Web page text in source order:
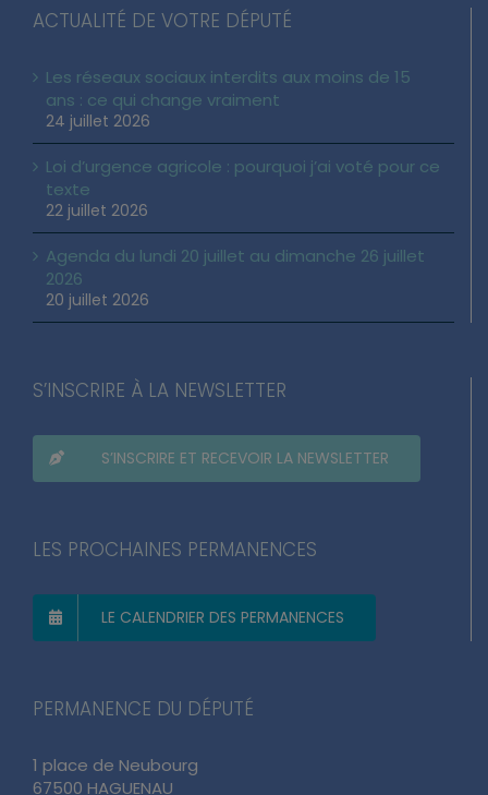
ACTUALITÉ DE VOTRE DÉPUTÉ
Les réseaux sociaux interdits aux moins de 15
ans : ce qui change vraiment
24 juillet 2026
Loi d’urgence agricole : pourquoi j’ai voté pour ce
texte
22 juillet 2026
Agenda du lundi 20 juillet au dimanche 26 juillet
2026
20 juillet 2026
S’INSCRIRE À LA NEWSLETTER
S’INSCRIRE ET RECEVOIR LA NEWSLETTER
LES PROCHAINES PERMANENCES
LE CALENDRIER DES PERMANENCES
PERMANENCE DU DÉPUTÉ
1 place de Neubourg
67500 HAGUENAU